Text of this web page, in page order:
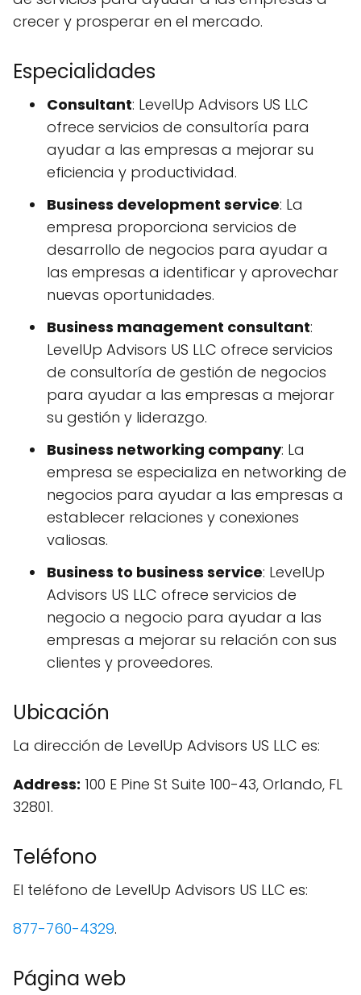
crecer y prosperar en el mercado.
Especialidades
Consultant: LevelUp Advisors US LLC
ofrece servicios de consultoría para
ayudar a las empresas a mejorar su
eficiencia y productividad.
Business development service: La
empresa proporciona servicios de
desarrollo de negocios para ayudar a
las empresas a identificar y aprovechar
nuevas oportunidades.
Business management consultant:
LevelUp Advisors US LLC ofrece servicios
de consultoría de gestión de negocios
para ayudar a las empresas a mejorar
su gestión y liderazgo.
Business networking company: La
empresa se especializa en networking de
negocios para ayudar a las empresas a
establecer relaciones y conexiones
valiosas.
Business to business service: LevelUp
Advisors US LLC ofrece servicios de
negocio a negocio para ayudar a las
empresas a mejorar su relación con sus
clientes y proveedores.
Ubicación
La dirección de LevelUp Advisors US LLC es:
Address: 100 E Pine St Suite 100-43, Orlando, FL
32801.
Teléfono
El teléfono de LevelUp Advisors US LLC es:
877-760-4329.
Página web